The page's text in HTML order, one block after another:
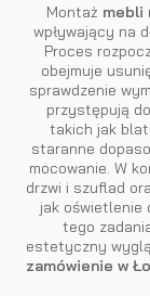
Montaż mebli
wpływający na
Proces
obejmuje
sprawdzenie
przystępują
takich jak
staranne
mocowanie. W
drzwi i szuflad
jak oświetlenie
tego
estetyczny
zamówienie w